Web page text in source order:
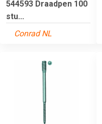
544593 Draadpen 100
stu...
Conrad NL